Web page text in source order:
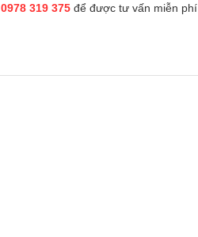
0978 319 375để được tư vấn miễn phí